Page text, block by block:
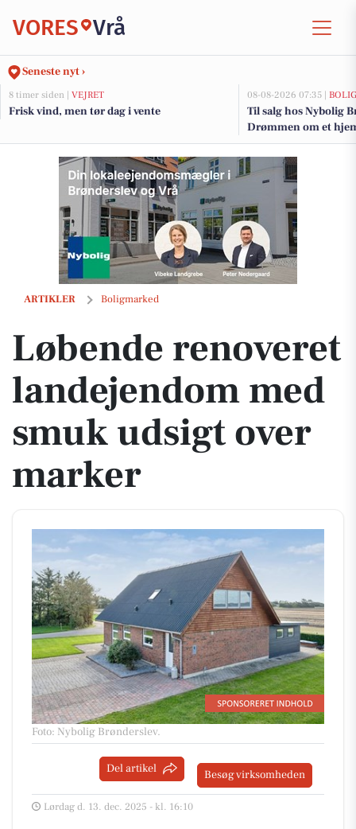
VORES Vrå
Seneste nyt ›
8 timer siden | VEJRET
Frisk vind, men tør dag i vente
08-08-2026 07:35 |
Til salg hos Nybolig
Drømmen om et
ARTIKLER Boligmarked
Løbende renoveret landejendom med smuk udsigt over marker
Løbende renoveret
landejendom med
smuk udsigt over
marker
Foto: Nybolig Brønderslev.
Del artikel Besøg virksomheden
Lørdag d. 13. dec. 2025 - kl. 16:10